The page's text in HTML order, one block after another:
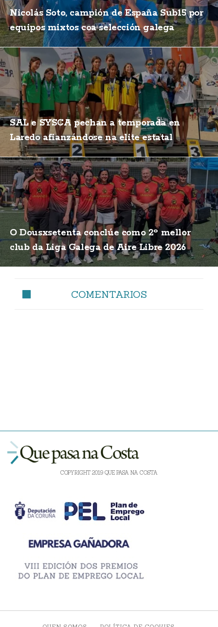
Nicolás Soto, campión de España Sub15 por
equipos mixtos coa selección galega
SAL e SYSCA pechan a temporada en
Laredo afianzándose na elite estatal
O Dousxsetenta conclúe como 2º mellor
club da Liga Galega de Aire Libre 2026
COMENTARIOS
COPYRIGHT 2019 QUE PASA NA COSTA